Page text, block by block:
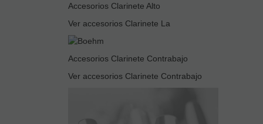
Accesorios Clarinete Alto
Ver accesorios Clarinete La
Accesorios Clarinete Contrabajo
Ver accesorios Clarinete Contrabajo